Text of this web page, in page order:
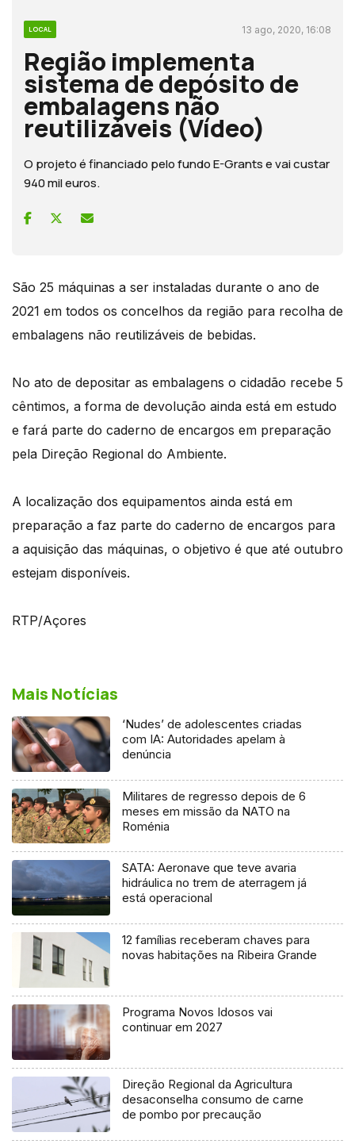
LOCAL 13 ago, 2020, 16:08
Região implementa
sistema de depósito de
embalagens não
reutilizáveis (Vídeo)
O projeto é financiado pelo fundo E-Grants e vai custar
940 mil euros.
São 25 máquinas a ser instaladas durante o ano de
2021 em todos os concelhos da região para recolha de
embalagens não reutilizáveis de bebidas.
No ato de depositar as embalagens o cidadão recebe 5
cêntimos, a forma de devolução ainda está em estudo
e fará parte do caderno de encargos em preparação
pela Direção Regional do Ambiente.
A localização dos equipamentos ainda está em
preparação a faz parte do caderno de encargos para
a aquisição das máquinas, o objetivo é que até outubro
estejam disponíveis.
RTP/Açores
Mais Notícias
‘Nudes’ de adolescentes criadas
com IA: Autoridades apelam à
denúncia
Militares de regresso depois de 6
meses em missão da NATO na
Roménia
SATA: Aeronave que teve avaria
hidráulica no trem de aterragem já
está operacional
12 famílias receberam chaves para
novas habitações na Ribeira Grande
Programa Novos Idosos vai
continuar em 2027
Direção Regional da Agricultura
desaconselha consumo de carne
de pombo por precaução